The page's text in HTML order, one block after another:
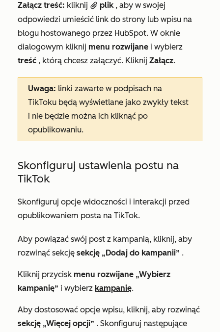
Załącz treść: kliknij attach plik , aby w swojej
odpowiedzi umieścić link do strony lub wpisu na
blogu hostowanego przez HubSpot. W oknie
dialogowym kliknij menu rozwijane i wybierz
treść , którą chcesz załączyć. Kliknij Załącz.
Uwaga: linki zawarte w podpisach na
TikToku będą wyświetlane jako zwykły tekst
i nie będzie można ich kliknąć po
opublikowaniu.
Skonfiguruj ustawienia postu na
TikTok
Skonfiguruj opcje widoczności i interakcji przed
opublikowaniem posta na TikTok.
Aby powiązać swój post z kampanią, kliknij, aby
rozwinąć sekcję sekcję „Dodaj do kampanii” .
Kliknij przycisk menu rozwijane „Wybierz
kampanię” i wybierz kampanię.
Aby dostosować opcje wpisu, kliknij, aby rozwinąć
sekcję „Więcej opcji” . Skonfiguruj następujące